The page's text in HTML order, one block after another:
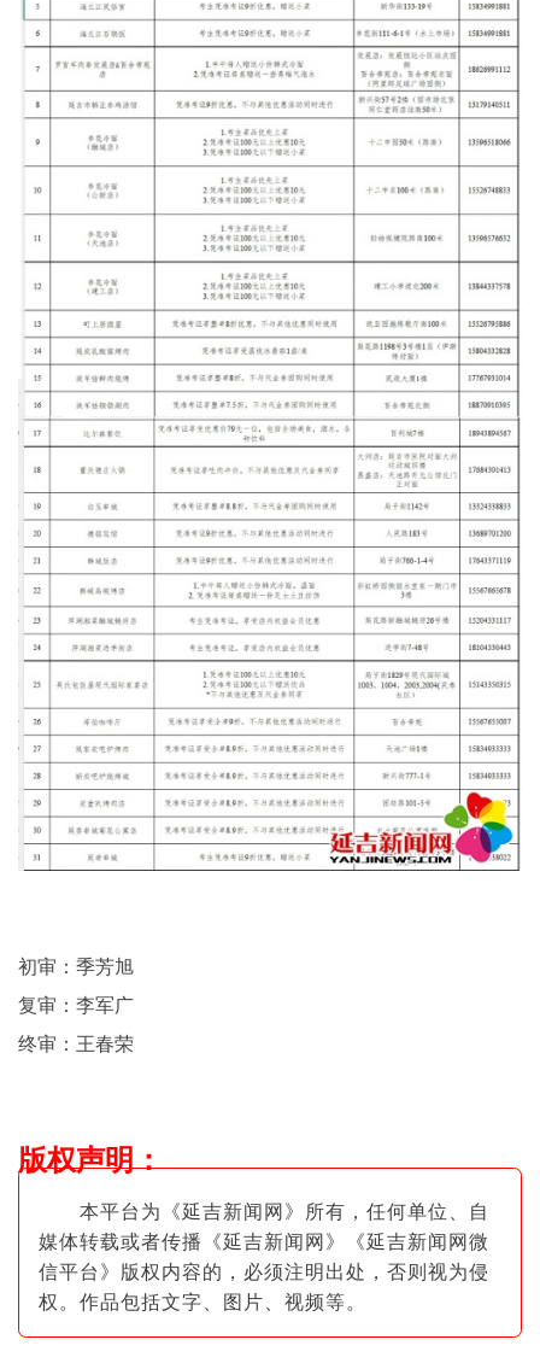
初审：季芳旭
复审：李军广
终审：王春荣
版权声明：
本平台为《延吉新闻网》所有，任何单位、自
媒体转载或者传播《延吉新闻网》《延吉新闻网微
信平台》版权内容的，必须注明出处，否则视为侵
权。作品包括文字、图片 、视频等。